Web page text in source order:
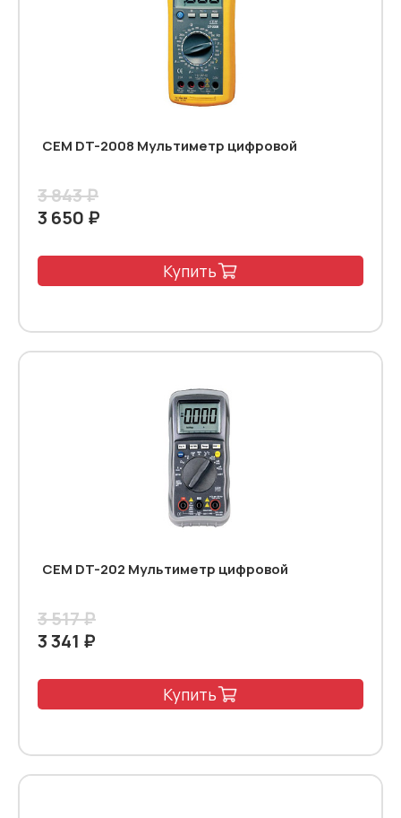
CEM DT-2008 Мультиметр цифровой
3 843 ₽
3 650 ₽
Купить
CEM DT-202 Мультиметр цифровой
3 517 ₽
3 341 ₽
Купить